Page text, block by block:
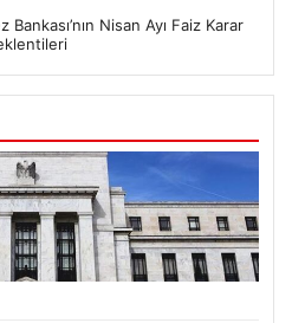
Nisan Ayı Faiz Karar